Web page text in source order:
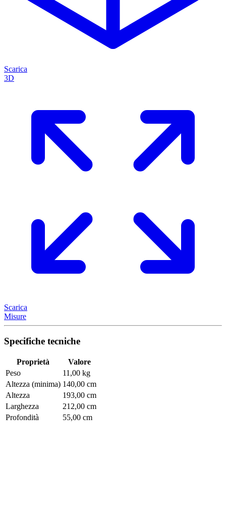
Scarica
3D
Scarica
Misure
Specifiche tecniche
Proprietà
Valore
Peso
11,00 kg
Altezza (minima) 140,00 cm
Altezza
193,00 cm
Larghezza
212,00 cm
Profondità
55,00 cm